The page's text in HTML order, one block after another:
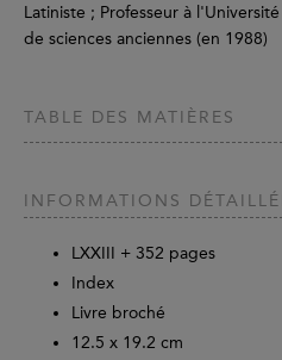
Latiniste ; Professeur à
de sciences anciennes (en 1988)
TABLE DES MATIÈRES
INFORMATIONS
LXXIII + 352 pages
Index
Livre broché
12.5 x 19.2 cm